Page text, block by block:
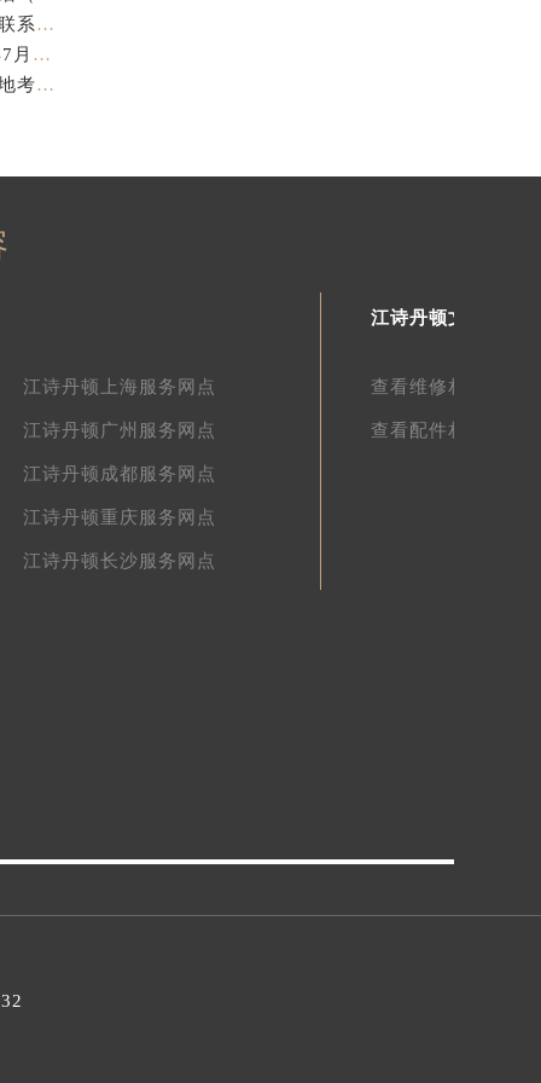
亲身探访江诗丹顿苏州官方售后服务中心｜完整地址与联系电话（2026年7月最新）
江诗丹顿表盘修复专业售后维修保养权威公示（2026年7月最新）
江诗丹顿中国官方售后服务中心服务电话及详细地址实地考察报告_多信源验证（2026年7月最新）
江诗丹顿上海服务网点
江诗丹顿广州服务网点
江诗丹顿成都服务网点
江诗丹顿重庆服务网点
江诗丹顿长沙服务网点
江诗丹顿文章库
查看维修相关文章
查看配件相关文章